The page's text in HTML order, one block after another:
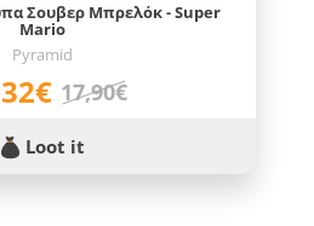
Σουβερ Μπρελόκ - Super
Mario
Pyramid
17,90€
Loot it